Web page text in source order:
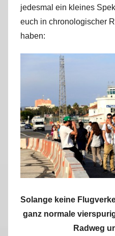
jedesmal ein kleines
euch in chronologischer
haben:
Solange keine
ganz normale
Radweg